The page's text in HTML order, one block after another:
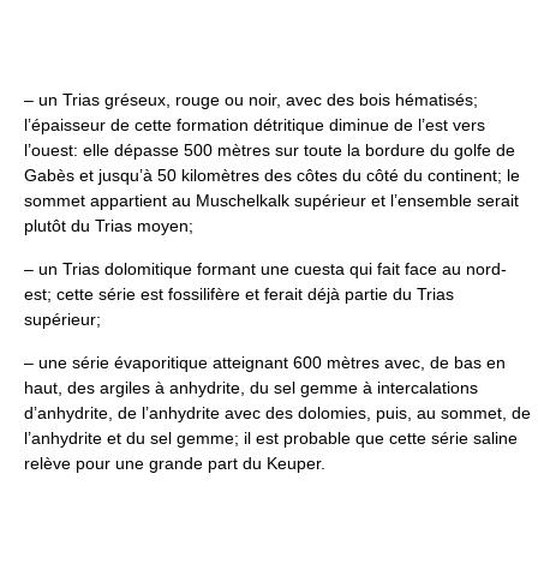
– un Trias gréseux, rouge ou noir, avec des bois hématisés;
l’épaisseur de cette formation détritique diminue de l’est vers
l’ouest: elle dépasse 500 mètres sur toute la bordure du golfe de
Gabès et jusqu’à 50 kilomètres des côtes du côté du continent; le
sommet appartient au Muschelkalk supérieur et l’ensemble serait
plutôt du Trias moyen;
– un Trias dolomitique formant une cuesta qui fait face au nord-
est; cette série est fossilifère et ferait déjà partie du Trias
supérieur;
– une série évaporitique atteignant 600 mètres avec, de bas en
haut, des argiles à anhydrite, du sel gemme à intercalations
d’anhydrite, de l’anhydrite avec des dolomies, puis, au sommet, de
l’anhydrite et du sel gemme; il est probable que cette série saline
relève pour une grande part du Keuper.